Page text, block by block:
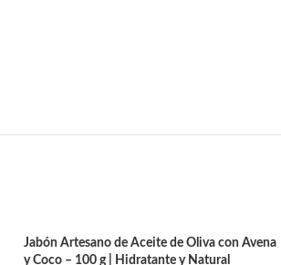
Jabón Artesano de Aceite de Oliva con Avena
y Coco – 100 g | Hidratante y Natural